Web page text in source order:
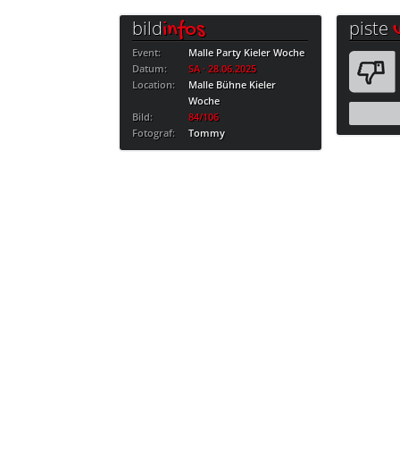
bildinfos
Event:
Malle Party Kieler Woche
Datum:
SA · 28.06.2025
Location:
Malle Bühne Kieler
Woche
Bild:
84/106
Fotograf:
Tommy
piste